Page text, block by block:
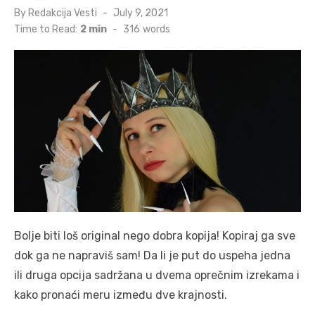
By Redakcija Vesti
Posted
July 9, 2021
Time to Read: 2 min - 316 words
Bolje biti loš original nego dobra kopija! Kopiraj ga sve
dok ga ne napraviš sam! Da li je put do uspeha jedna
ili druga opcija sadržana u dvema oprečnim izrekama i
kako pronaći meru između dve krajnosti.